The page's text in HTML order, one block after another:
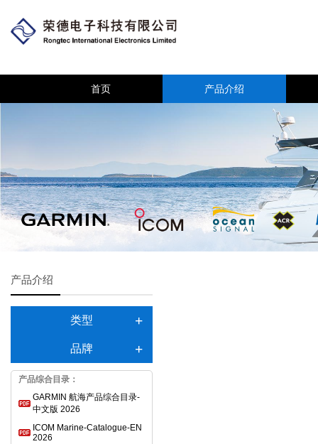
首页 产品介绍
产品介绍
类型
品牌
产品综合目录：
GARMIN 航海产品综合目录-
中文版 2026
ICOM Marine-Catalogue-EN
2026